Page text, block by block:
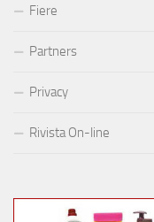
Fiere
Partners
Privacy
Rivista On-line